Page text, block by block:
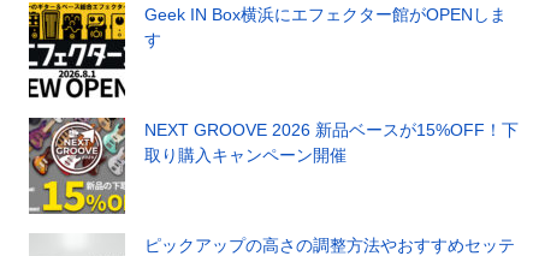
Geek IN Box横浜にエフェクター館がOPENしま
す
NEXT GROOVE 2026 新品ベースが15%OFF！下
取り購入キャンペーン開催
ピックアップの高さの調整方法やおすすめセッテ